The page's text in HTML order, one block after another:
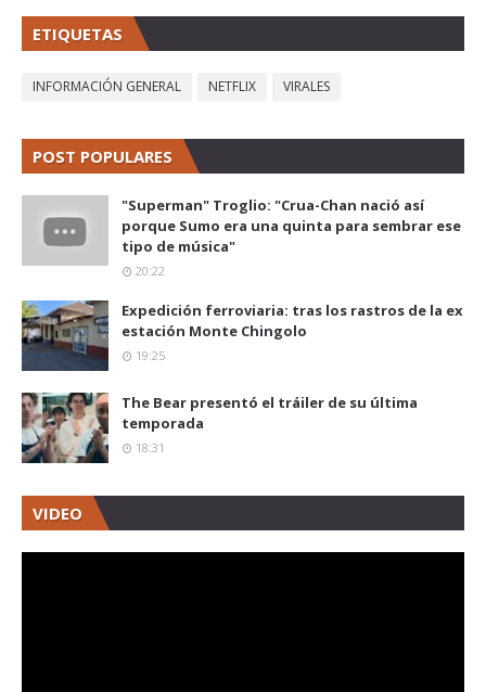
ETIQUETAS
INFORMACIÓN GENERAL NETFLIX VIRALES
POST POPULARES
"Superman" Troglio: "Crua-Chan nació así
porque Sumo era una quinta para sembrar ese
tipo de música"
20:22
Expedición ferroviaria: tras los rastros de la ex
estación Monte Chingolo
19:25
The Bear presentó el tráiler de su última
temporada
18:31
VIDEO